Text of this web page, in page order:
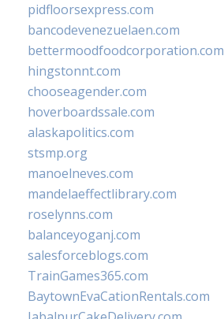
pidfloorsexpress.com
bancodevenezuelaen.com
bettermoodfoodcorporation.com
hingstonnt.com
chooseagender.com
hoverboardssale.com
alaskapolitics.com
stsmp.org
manoelneves.com
mandelaeffectlibrary.com
roselynns.com
balanceyoganj.com
salesforceblogs.com
TrainGames365.com
BaytownEvaCationRentals.com